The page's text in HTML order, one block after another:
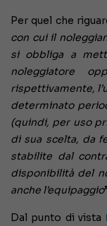
Per quel che
con cui il
si obbliga a
noleggiatore
rispettivamente,
determinato
(quindi, per uso
di sua scelta, da
stabilite dal
disponibilità del
anche l’equipaggio
Dal punto di vista